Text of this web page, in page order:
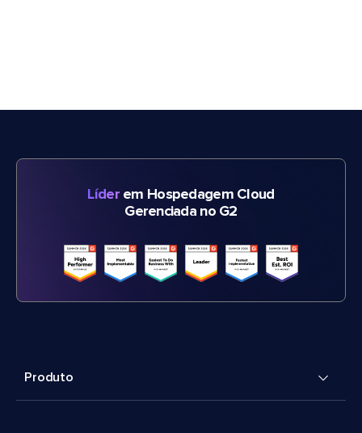
Líderem Hospedagem Cloud
Gerenciada no G2
Produto